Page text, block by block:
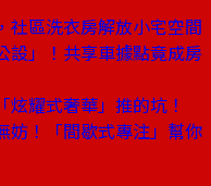
社區洗衣房解放小宅空間
設」！共享車據點竟成房
耀式奢華」推的坑！
妨！「間歇式專注」幫你